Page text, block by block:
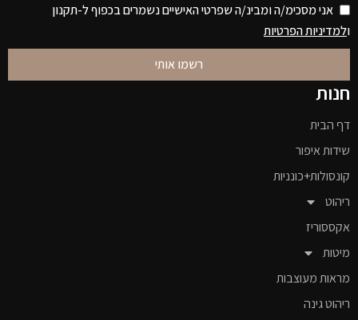
אני מסכימ/ה ומבינ/ה שפרטי האישיים נשמרים בכפוף ל-תקנון
ולמדיניות הפרטיות
רשמו אותי
חנות
דף הבית
שידות איפור
קונסולות+כונניות
ריהוט
אקססוריז
מיטות
מראות מעוצבות
ריהוט גינה